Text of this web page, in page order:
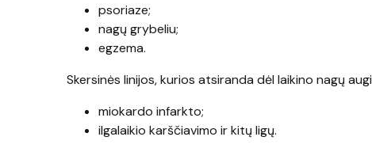
psoriaze;
nagų grybeliu;
egzema.
Skersinės linijos, kurios atsiranda dėl laikino nagų
miokardo infarkto;
ilgalaikio karščiavimo ir kitų ligų.